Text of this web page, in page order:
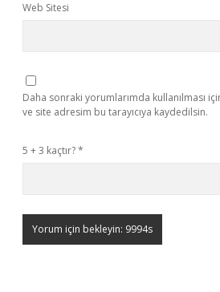
Web Sitesi
Daha sonraki yorumlarımda kullanılması
ve site adresim bu tarayıcıya kaydedilsin.
5 + 3 kaçtır?*